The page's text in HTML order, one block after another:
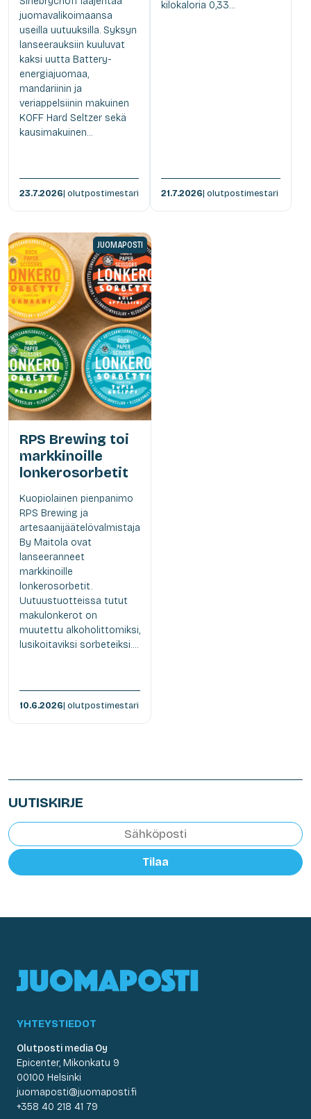
juomavalikoimaansa
useilla uutuuksilla. Syksyn
lanseerauksiin kuuluvat
kaksi uutta Battery-
energiajuomaa,
mandariinin ja
veriappelsiinin makuinen
KOFF Hard Seltzer sekä
kausimakuinen...
23.7.2026| olutpostimestari
kilokaloria 0,33...
21.7.2026| olutpostimestari
JUOMAPOSTI
RPS Brewing toi
markkinoille
lonkerosorbetit
Kuopiolainen pienpanimo
RPS Brewing ja
artesaanijäätelövalmistaja
By Maitola ovat
lanseeranneet
markkinoille
lonkerosorbetit.
Uutuustuotteissa tutut
makulonkerot on
muutettu alkoholittomiksi,
lusikoitaviksi sorbeteiksi....
10.6.2026| olutpostimestari
UUTISKIRJE
Tilaa
YHTEYSTIEDOT
Olutposti media Oy
Epicenter, Mikonkatu 9
00100 Helsinki
juomaposti@juomaposti.fi
+358 40 218 41 79